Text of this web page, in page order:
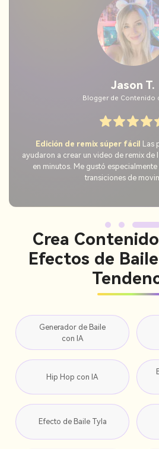
Mia K.
Creadora de YouTube
No se necesitan habilidades
obtuve un video hilarante de I Just
inmediato. Fue simple, rápido y
Crea
Efectos de
Generador de Baile
con IA
Hip Hop con IA
Efecto de Baile Tyla